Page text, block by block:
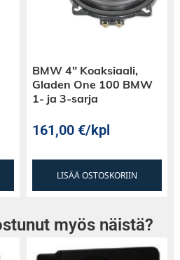
BMW 4″ Koaksiaali,
Gladen One 100 BMW
1- ja 3-sarja
161,00€/kpl
LISÄÄ OSTOSKORIIN
myös näistä?